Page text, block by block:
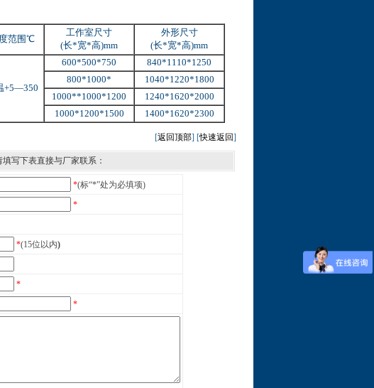
范围℃
工作室尺寸
(长*宽*高)mm
外形尺寸
(长*宽*高)mm
+5—350
600*500*750
840*1110*1250
800*1000*
1040*1220*1800
1000**1000*1200
1240*1620*2000
1000*1200*1500 1400*1620*2300
[返回顶部] [快速返回]
写下表直接与厂家联系：
*(标“*”处为必填项)
*
*(15位以内)
*
*